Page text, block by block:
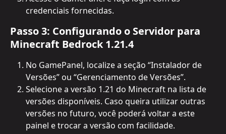
credenciais fornecidas.
Passo 3: Configurando o Servidor para
Minecraft Bedrock 1.21.4
No GamePanel, localize a seção “Instalador de
Versões” ou “Gerenciamento de Versões”.
Selecione a versão 1.21 do Minecraft na lista de
versões disponíveis. Caso queira utilizar outras
versões no futuro, você poderá voltar a este
painel e trocar a versão com facilidade.